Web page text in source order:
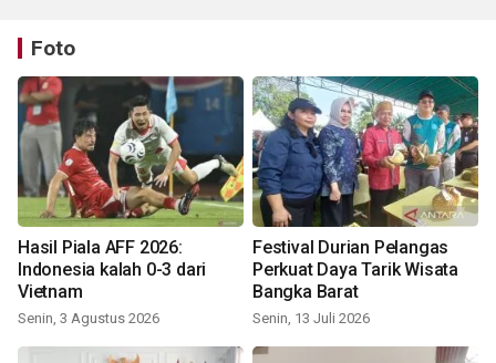
Foto
Hasil Piala AFF 2026:
Indonesia kalah 0-3 dari
Vietnam
Senin, 3 Agustus 2026
Festival Durian Pelangas
Perkuat Daya Tarik Wisata
Bangka Barat
Senin, 13 Juli 2026